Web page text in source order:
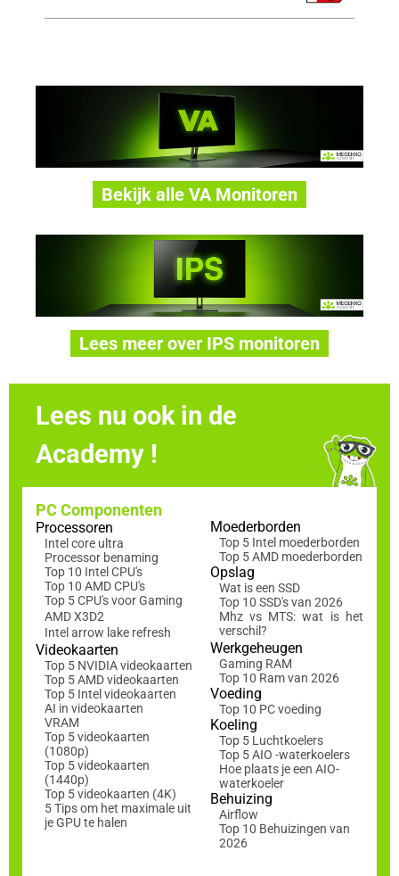
Bekijk alle VA Monitoren
Lees meer over IPS monitoren
Lees nu ook in de
Academy !
PC Componenten
Processoren
Intel core ultra
Processor benaming
Top 10 Intel CPU's
Top 10 AMD CPU's
Top 5 CPU's voor Gaming
AMD X3D2
Intel arrow lake refresh
Videokaarten
Top 5 NVIDIA videokaarten
Top 5 AMD videokaarten
Top 5 Intel videokaarten
AI in videokaarten
VRAM
Top 5 videokaarten
(1080p)
Top 5 videokaarten
(1440p)
Top 5 videokaarten (4K)
5 Tips om het maximale uit
je GPU te halen
Moederborden
Top 5 Intel moederborden
Top 5 AMD moederborden
Opslag
Wat is een SSD
Top 10 SSD's van 2026
Mhz vs MTS: wat is het
verschil?
Werkgeheugen
Gaming RAM
Top 10 Ram van 2026
Voeding
Top 10 PC voeding
Koeling
Top 5 Luchtkoelers
Top 5 AIO -waterkoelers
Hoe plaats je een AIO-
waterkoeler
Behuizing
Airflow
Top 10 Behuizingen van
2026